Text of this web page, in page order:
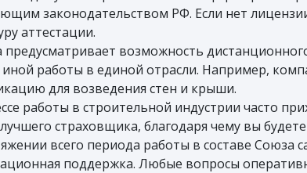
законодательством РФ. Если нет
аттестации.
предусматривает возможность
работы в единой отрасли. Например,
для возведения стен и крыши.
работы в строительной индустрии часто
страховщика, благодаря чему вы
всего периода работы в составе Союза
поддержка. Любые вопросы